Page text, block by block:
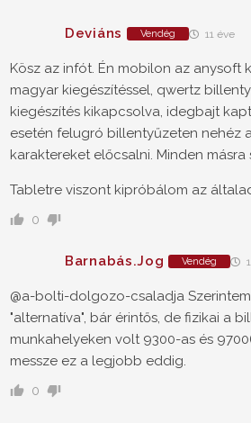
Deviáns Vendég 11 éve
Kösz az infót. Én mobilon az anysoft
magyar kiegészítéssel, qwertz
kiegészítés kikapcsolva, idegbajt
esetén felugró billentyűzeten nehéz
karaktereket előcsalni. Minden másra
Tabletre viszont kipróbálom az
0
Barnabás.Jog Vendég
@a-bolti-dolgozo-csaladja
"alternatíva", bár érintős, de fizikai a
munkahelyeken volt 9300-as és
messze ez a legjobb eddig.
0